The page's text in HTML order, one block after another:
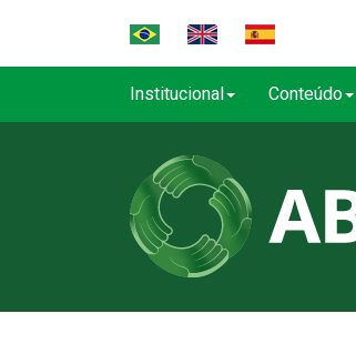
Institucional Conteúdo